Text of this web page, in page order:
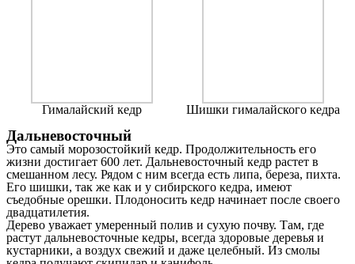
Гималайский кедр Шишки гималайского кедра
Дальневосточный
Это самый морозостойкий кедр. Продолжительность его
жизни достигает 600 лет. Дальневосточный кедр растет в
смешанном лесу. Рядом с ним всегда есть липа, береза, пихта.
Его шишки, так же как и у сибирского кедра, имеют
съедобные орешки. Плодоносить кедр начинает после своего
двадцатилетия.
Дерево уважает умеренный полив и сухую почву. Там, где
растут дальневосточные кедры, всегда здоровые деревья и
кустарники, а воздух свежий и даже целебный. Из смолы